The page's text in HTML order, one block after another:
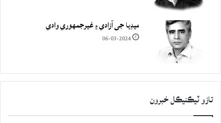
ميڊيا جي آزادي ۽ غيرجمھوري وادي
06-03-2024
تازو ٽيڪنيڪل خبرون